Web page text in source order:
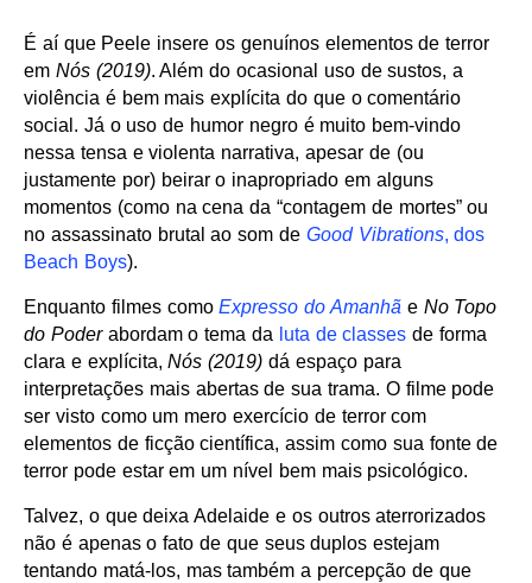
É aí que Peele insere os genuínos elementos de terror
em Nós (2019). Além do ocasional uso de sustos, a
violência é bem mais explícita do que o comentário
social. Já o uso de humor negro é muito bem-vindo
nessa tensa e violenta narrativa, apesar de (ou
justamente por) beirar o inapropriado em alguns
momentos (como na cena da “contagem de mortes” ou
no assassinato brutal ao som de Good Vibrations, dos
Beach Boys).
Enquanto filmes comoExpresso do Amanhã e No Topo
do Poderabordam o tema da luta de classes de forma
clara e explícita,Nós (2019) dá espaço para
interpretações mais abertas de sua trama. O filme pode
ser visto como um mero exercício de terror com
elementos de ficção científica, assim como sua fonte de
terror pode estar em um nível bem mais psicológico.
Talvez, o que deixa Adelaide e os outros aterrorizados
não é apenas o fato de que seus duplos estejam
tentando matá-los, mas também a percepção de que